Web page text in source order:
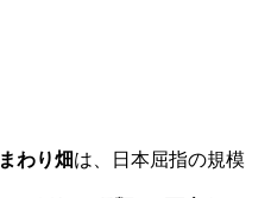
わり畑は、日本屈指の規模